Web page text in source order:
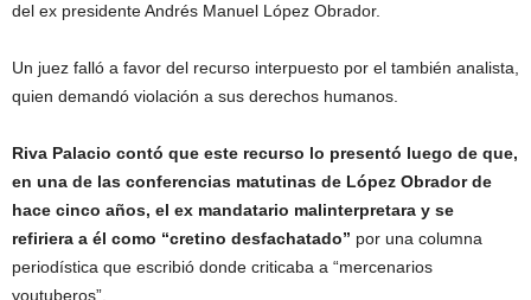
del ex presidente Andrés Manuel López Obrador.
Un juez falló a favor del recurso interpuesto por el también analista,
quien demandó violación a sus derechos humanos.
Riva Palacio contó que este recurso lo presentó luego de que,
en una de las conferencias matutinas de López Obrador de
hace cinco años, el ex mandatario malinterpretara y se
refiriera a él como “cretino desfachatado” por una columna
periodística que escribió donde criticaba a “mercenarios
youtuberos”.